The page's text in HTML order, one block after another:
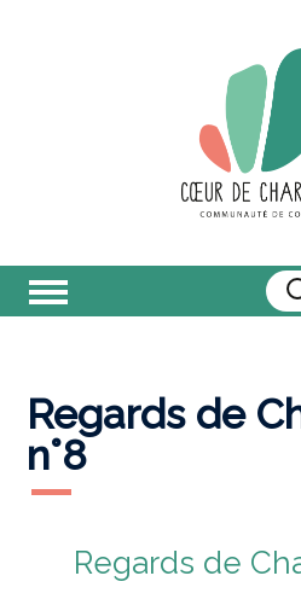
Regards de
n°8
Regards de